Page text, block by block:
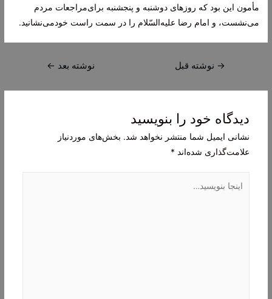
مأمون‌ این‌ بود كه‌ روزهای‌ دوشنبه‌ و پنجشنبه‌ برای‌مراجعات‌ مردم‌
می‌نشست‌، و امام‌ رضا علیه‌السّلام را در سمت‌ راست‌ خودمی‌نشانید.
راهبری
→ نوشته قبل نوشته بعد ←
دیدگاه‌ خود را بنویسید
نشانی ایمیل شما منتشر نخواهد شد. بخش‌های موردنیاز
علامت‌گذاری شده‌اند *
بنویسید…